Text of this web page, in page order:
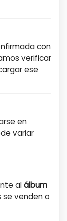
con
verificar
ese
en
variar
alálbum
se venden o